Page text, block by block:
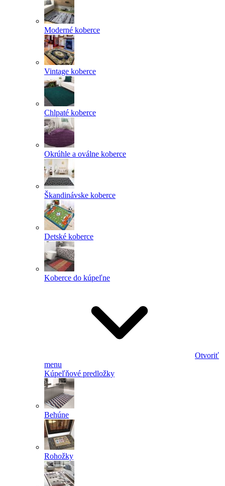
Moderné koberce
Vintage koberce
Chlpaté koberce
Okrúhle a oválne koberce
Škandinávske koberce
Detské koberce
Koberce do kúpeľne
Otvoriť
menu
Kúpeľňové predložky
Behúne
Rohožky